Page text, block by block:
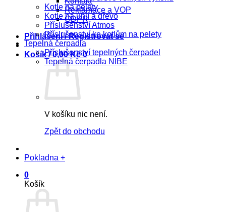
Reklamace a VOP
GDPR
Přihlášení / Registrovat se
Košík /0,00Kč 0
V košíku nic není.
Zpět do obchodu
Pokladna +
0
Košík
Kotle na pelety
Kotle na uhlí a dřevo
Příslušenství Atmos
Příslušenství ke kotlům na pelety
Tepelná čerpadla
Příslušenství tepelných čerpadel
Tepelná čerpadla NIBE